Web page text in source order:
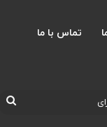
تماس با ما